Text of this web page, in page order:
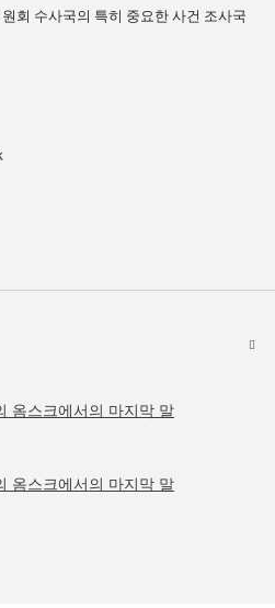
회 수사국의 특히 중요한 사건 조사국
옴스크에서의 마지막 말
옴스크에서의 마지막 말